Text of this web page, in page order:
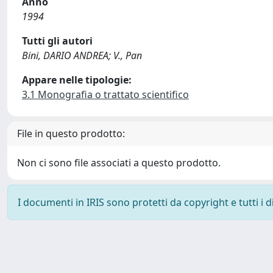
1994
Tutti gli autori
Bini, DARIO ANDREA; V., Pan
Appare nelle tipologie:
3.1 Monografia o trattato scientifico
File in questo prodotto:
Non ci sono file associati a questo prodotto.
I documenti in IRIS sono protetti da copyright e tutti i